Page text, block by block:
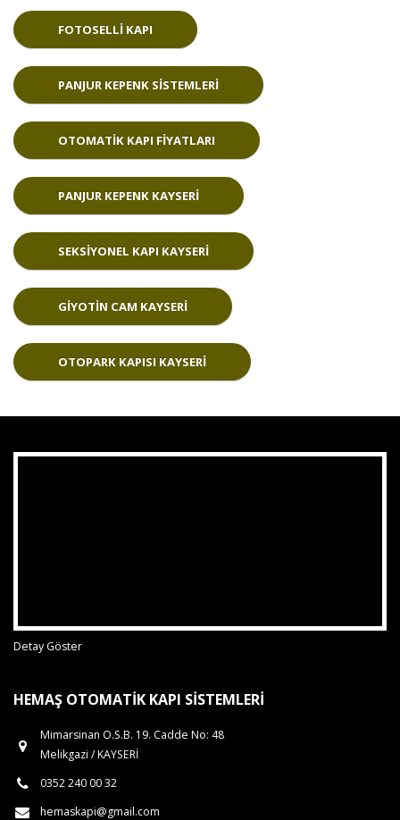
FOTOSELLI KAPI
PANJUR KEPENK SISTEMLERI
OTOMATIK KAPI FIYATLARI
PANJUR KEPENK KAYSERI
SEKSIYONEL KAPI KAYSERI
GIYOTIN CAM KAYSERI
OTOPARK KAPISI KAYSERI
Detay Göster
HEMAŞ OTOMATIK KAPI SISTEMLERI
Mimarsinan O.S.B. 19. Cadde No: 48
Melikgazi / KAYSERİ
0352 240 00 32
hemaskapi@gmail.com